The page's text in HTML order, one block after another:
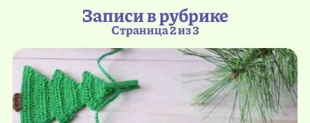
Записи в рубрике
Страница 2 из 3